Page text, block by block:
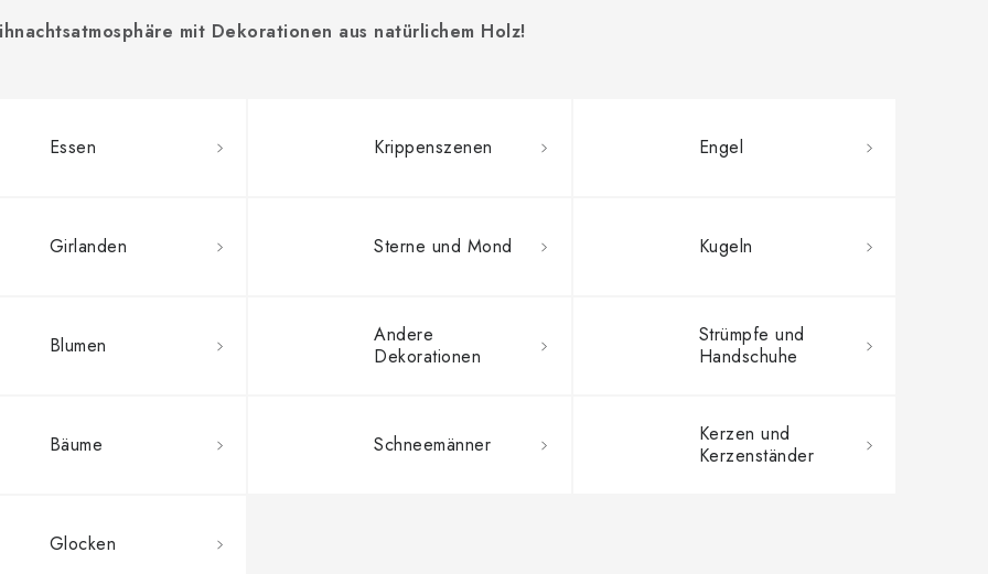
mit Dekorationen aus natürlichem Holz!
Essen Krippenszenen Engel
Girlanden Sterne und Mond Kugeln
Blumen
Andere
Dekorationen
Strümpfe und
Handschuhe
Bäume Schneemänner
Kerzen und
Kerzenständer
Glocken